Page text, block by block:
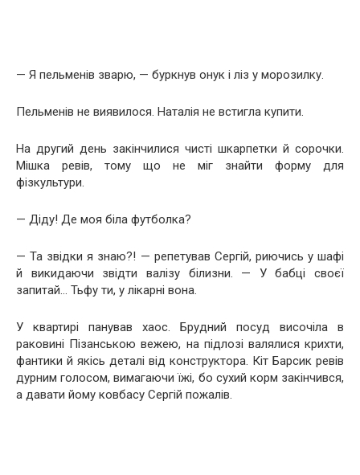
— Я пельменів зварю, — буркнув онук і ліз у морозилку.
Пельменів не виявилося. Наталія не встигла купити.
На другий день закінчилися чисті шкарпетки й сорочки.
Мішка ревів, тому що не міг знайти форму для
фізкультури.
— Діду! Де моя біла футболка?
— Та звідки я знаю?! — репетував Сергій, риючись у шафі
й викидаючи звідти валізу білизни. — У бабці своєї
запитай… Тьфу ти, у лікарні вона.
У квартирі панував хаос. Брудний посуд височіла в
раковині Пізанською вежею, на підлозі валялися крихти,
фантики й якісь деталі від конструктора. Кіт Барсик ревів
дурним голосом, вимагаючи їжі, бо сухий корм закінчився,
а давати йому ковбасу Сергій пожалів.